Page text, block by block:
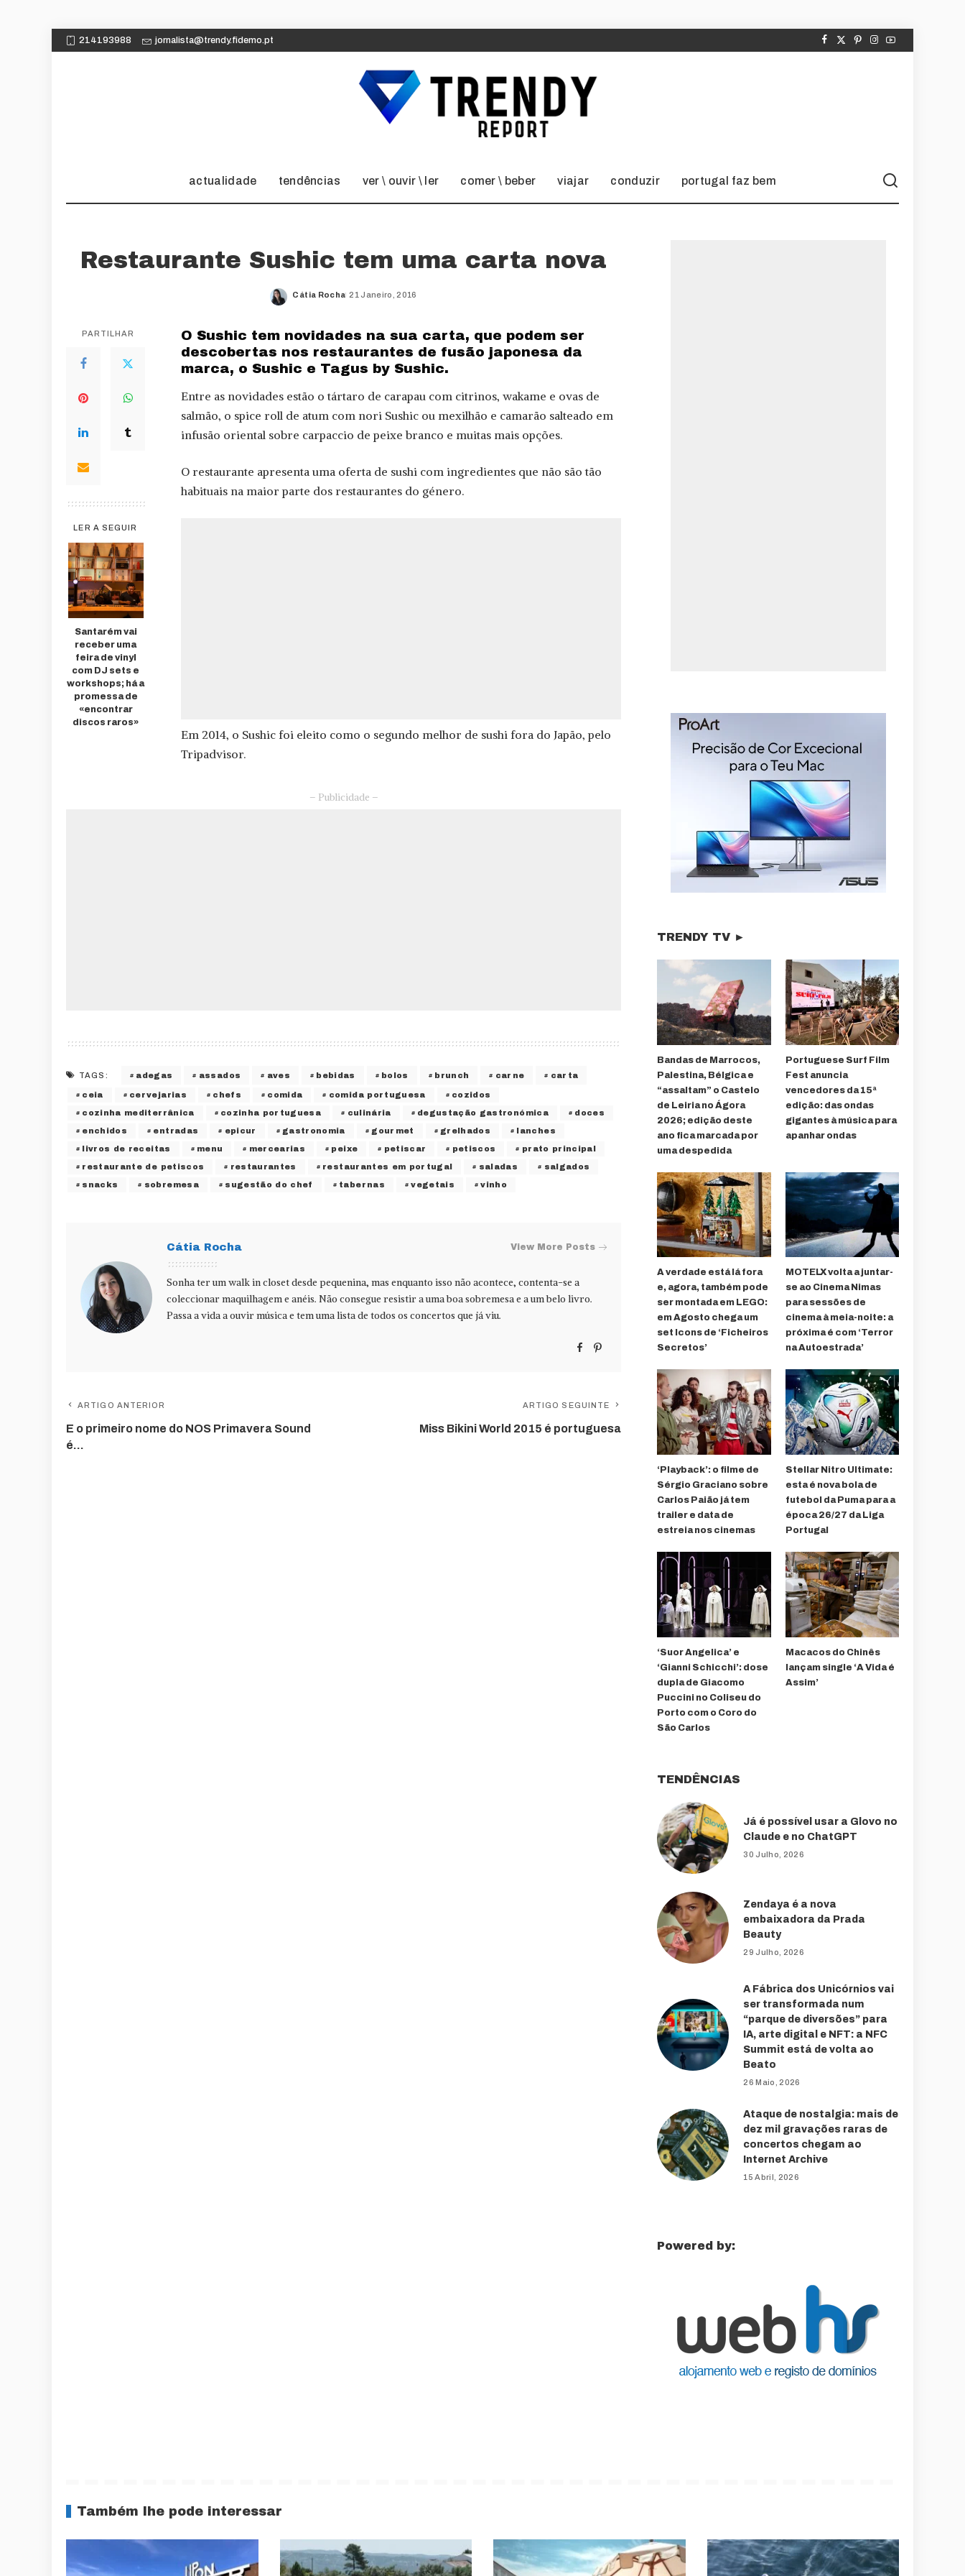
214193988 jornalista@trendy.fidemo.pt
actualidade tendências ver \ ouvir \ ler comer \ beber viajar conduzir portugal faz bem
Restaurante Sushic tem uma carta nova
Posted
Cátia Rocha 21 Janeiro, 2016
PARTILHAR
LER A SEGUIR
Santarém vai
receber uma
feira de vinyl
com DJ sets e
workshops; há a
promessa de
«encontrar
discos raros»
O Sushic tem novidades na sua carta, que podem ser
descobertas nos restaurantes de fusão japonesa da
marca, o Sushic e Tagus by Sushic.
Entre as novidades estão o tártaro de carapau com citrinos, wakame e ovas de
salmão, o spice roll de atum com nori Sushic ou mexilhão e camarão salteado em
infusão oriental sobre carpaccio de peixe branco e muitas mais opções.
O restaurante apresenta uma oferta de sushi com ingredientes que não são tão
habituais na maior parte dos restaurantes do género.
Em 2014, o Sushic foi eleito como o segundo melhor de sushi fora do Japão, pelo
Tripadvisor.
– Publicidade –
TAGS: adegas assados aves bebidas bolos brunch carne carta
ceia cervejarias chefs comida comida portuguesa cozidos
cozinha mediterrânica cozinha portuguesa culinária degustação gastronómica doces
enchidos entradas epicur gastronomia gourmet grelhados lanches
livros de receitas menu mercearias peixe petiscar petiscos prato principal
restaurante de petiscos restaurantes restaurantes em portugal saladas salgados
snacks sobremesa sugestão do chef tabernas vegetais vinho
Cátia Rocha View More Posts
Sonha ter um walk in closet desde pequenina, mas enquanto isso não acontece, contenta-se a
coleccionar maquilhagem e anéis. Não consegue resistir a uma boa sobremesa e a um belo livro.
Passa a vida a ouvir música e tem uma lista de todos os concertos que já viu.
ARTIGO ANTERIOR
E o primeiro nome do NOS Primavera Sound
é…
ARTIGO SEGUINTE
Miss Bikini World 2015 é portuguesa
TRENDY TV ►
Bandas de Marrocos,
Palestina, Bélgica e
“assaltam” o Castelo
de Leiria no Ágora
2026; edição deste
ano fica marcada por
uma despedida
Portuguese Surf Film
Fest anuncia
vencedores da 15ª
edição: das ondas
gigantes à música para
apanhar ondas
A verdade está lá fora
e, agora, também pode
ser montada em LEGO:
em Agosto chega um
set Icons de ‘Ficheiros
Secretos’
MOTELX volta a juntar-
se ao Cinema Nimas
para sessões de
cinema à meia-noite: a
próxima é com ‘Terror
na Autoestrada’
‘Playback’: o filme de
Sérgio Graciano sobre
Carlos Paião já tem
trailer e data de
estreia nos cinemas
Stellar Nitro Ultimate:
esta é nova bola de
futebol da Puma para a
época 26/27 da Liga
Portugal
‘Suor Angelica’ e
‘Gianni Schicchi’: dose
dupla de Giacomo
Puccini no Coliseu do
Porto com o Coro do
São Carlos
Macacos do Chinês
lançam single ‘A Vida é
Assim’
TENDÊNCIAS
Já é possível usar a Glovo no
Claude e no ChatGPT
30 Julho, 2026
Zendaya é a nova
embaixadora da Prada
Beauty
29 Julho, 2026
A Fábrica dos Unicórnios vai
ser transformada num
“parque de diversões” para
IA, arte digital e NFT: a NFC
Summit está de volta ao
Beato
26 Maio, 2026
Ataque de nostalgia: mais de
dez mil gravações raras de
concertos chegam ao
Internet Archive
15 Abril, 2026
Powered by:
Também lhe pode interessar